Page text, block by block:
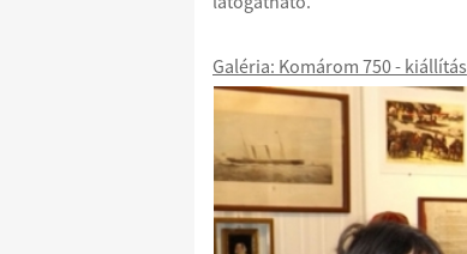
Galéria: Komárom 750 - kiállítás